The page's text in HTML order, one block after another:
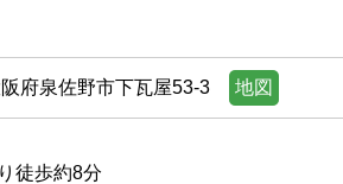
府泉佐野市下瓦屋53-3 地図
徒歩約8分